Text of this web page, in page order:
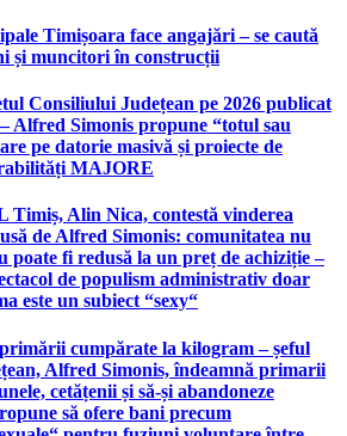
Timișoara face angajări – se caută
și muncitori în construcții
Consiliului Județean pe 2026 publicat
Alfred Simonis propune “totul sau
pe datorie masivă și proiecte de
MAJORE
Timiș, Alin Nica, contestă vinderea
de Alfred Simonis: comunitatea nu
poate fi redusă la un preț de achiziție –
de populism administrativ doar
este un subiect “sexy“
cumpărate la kilogram – șeful
Alfred Simonis, îndeamnă primarii
cetățenii și să-și abandoneze
să ofere bani precum